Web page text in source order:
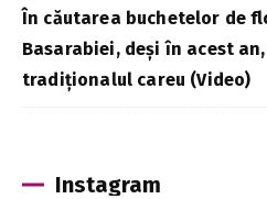
În căutarea buchetelor de
Basarabiei, deși în acest
tradiționalul careu (Video)
Instagram